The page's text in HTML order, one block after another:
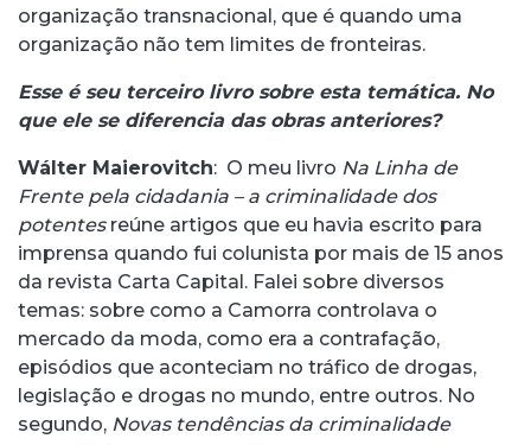
organização transnacional, que é quando uma
organização não tem limites de fronteiras.
Esse é seu terceiro livro sobre esta temática. No
que ele se diferencia das obras anteriores?
Wálter Maierovitch: O meu livro Na Linha de
Frente pela cidadania – a criminalidade dos
potentesreúne artigos que eu havia escrito para
imprensa quando fui colunista por mais de 15 anos
da revista Carta Capital. Falei sobre diversos
temas: sobre como a Camorra controlava o
mercado da moda, como era a contrafação,
episódios que aconteciam no tráfico de drogas,
legislação e drogas no mundo, entre outros. No
segundo, Novas tendências da criminalidade